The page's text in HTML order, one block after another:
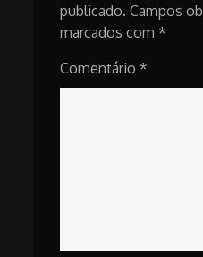
publicado. Campos
marcados com *
Comentário *